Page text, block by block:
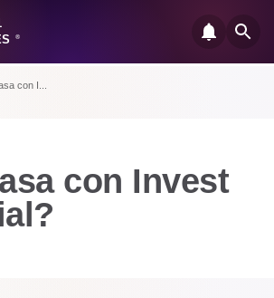
®
con I...
con Invest